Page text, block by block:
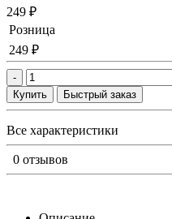
249 ₽
Розница
249 ₽
-
Купить
Быстрый заказ
Все характеристики
0 отзывов